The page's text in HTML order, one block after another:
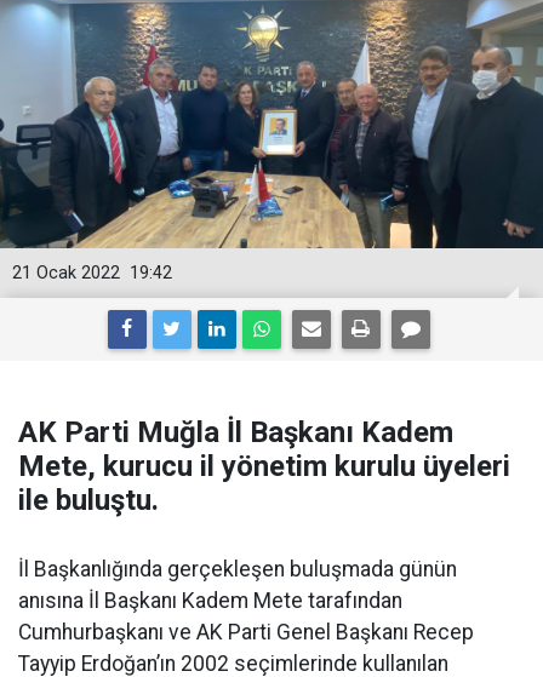
19:42
21 Ocak 2022
AK Parti Muğla İl Başkanı Kadem
Mete, kurucu il yönetim kurulu üyeleri
ile buluştu.
İl Başkanlığında gerçekleşen buluşmada günün
anısına İl Başkanı Kadem Mete tarafından
Cumhurbaşkanı ve AK Parti Genel Başkanı Recep
Tayyip Erdoğan’ın 2002 seçimlerinde kullanılan